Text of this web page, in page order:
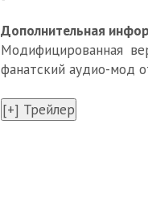
Дополнительная
Модифицированная
фанатский аудио-мод